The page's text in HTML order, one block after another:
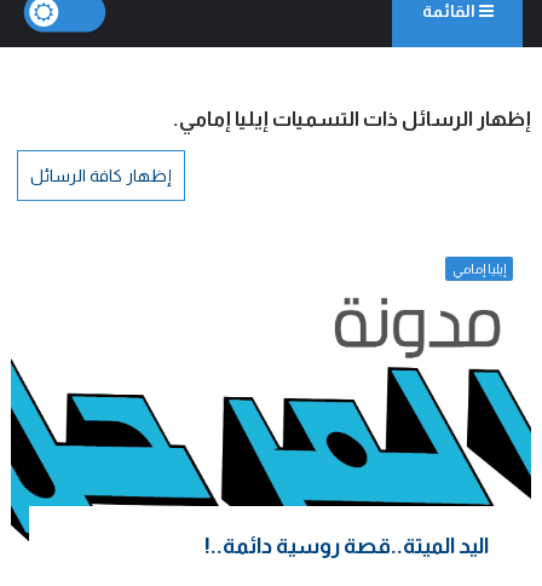
القائمة
‏إظهار الرسائل ذات التسميات إيليا إمامي.
إظهار كافة الرسائل
إيليا إمامي
اليد الميتة..قصة روسية دائمة..!